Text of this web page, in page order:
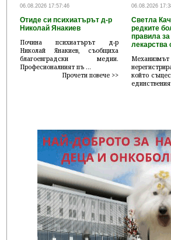
06.08.2026 17:57:46
Отиде си психиатърът д-р
Николай Янакиев
Почина психиатърът д-р
Николай Янакиев, съобщиха
благоевградски медии.
Професионалният пъ ...
Прочети повече >>
06.08.2026
Светла
редките
правила
лекарства
който